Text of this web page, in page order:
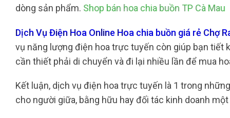
dòng sản phẩm. Shop bán hoa chia buồn TP Cà Mau
Dịch Vụ Điện Hoa Online Hoa chia buồn giá rẻ Chợ
vụ năng lượng điện hoa trực tuyến còn giúp bạn tiết
cần thiết phải di chuyển và đi lại nhiều lần để mua
Kết luận, dịch vụ điện hoa trực tuyến là 1 trong
cho người giữa, bằng hữu hay đối tác kinh doanh